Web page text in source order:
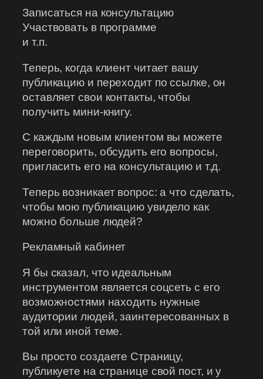
Записаться на консультацию
Участвовать в программе
и т.п.
Теперь, когда клиент читает вашу
публикацию и переходит по ссылке, он
оставляет свои контакты, чтобы
получить мини-книгу.
С каждым новым клиентом вы можете
переговорить, обсудить его вопросы,
пригласить его на консультацию и т.д.
Теперь возникает вопрос: а что сделать,
чтобы мою публикацию увидело как
можно больше людей?
Рекламный кабинет
Я бы сказал, что идеальным
инструментом является соцсеть с его
возможностями находить нужные
аудитории людей, заинтересованных в
той или иной теме.
Вы просто создаете Страницу,
публикуете на странице свой пост, и у